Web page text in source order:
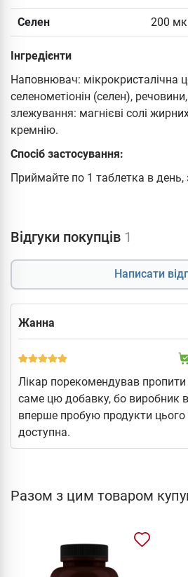
Селен 200
Інгредієнти
Наповнювач: мікрокристалічна
селенометіонін (селен),
злежування: магнієві солі
кремнію.
Спосіб застосування:
Приймайте по 1 таблетка в
Відгуки покупців 1
Написати
Жанна
Лікар порекомендував
саме цю добавку, бо виробник
вперше пробую продукти цього
доступна.
Разом з цим товаром